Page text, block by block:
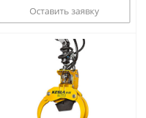
Оставить заявку